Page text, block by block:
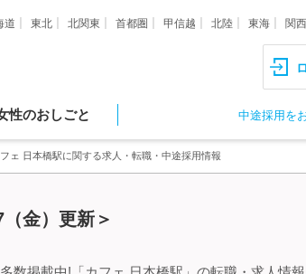
道 東北 北関東 首都圏 甲信越 北陸 東海 関西
性のおしごと 中途採用を
ェ 日本橋駅に関する求人・転職・中途採用情報
金）更新＞